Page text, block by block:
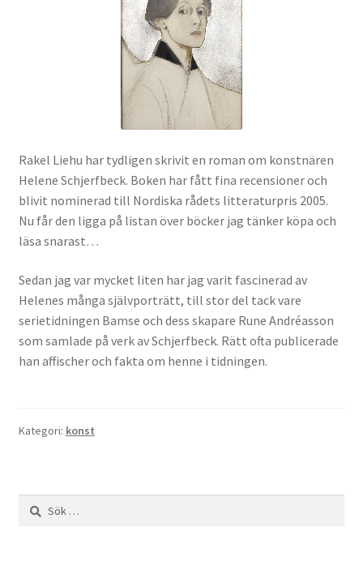
Rakel Liehu har tydligen skrivit en roman om konstnären
Helene Schjerfbeck. Boken har fått fina recensioner och
blivit nominerad till Nordiska rådets litteraturpris 2005.
Nu får den ligga på listan över böcker jag tänker köpa och
läsa snarast…
Sedan jag var mycket liten har jag varit fascinerad av
Helenes många självporträtt, till stor del tack vare
serietidningen Bamse och dess skapare Rune Andréasson
som samlade på verk av Schjerfbeck. Rätt ofta publicerade
han affischer och fakta om henne i tidningen.
Kategori: konst
Sök
efter: